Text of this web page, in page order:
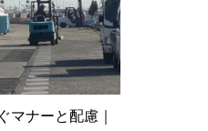
マナーと配慮｜